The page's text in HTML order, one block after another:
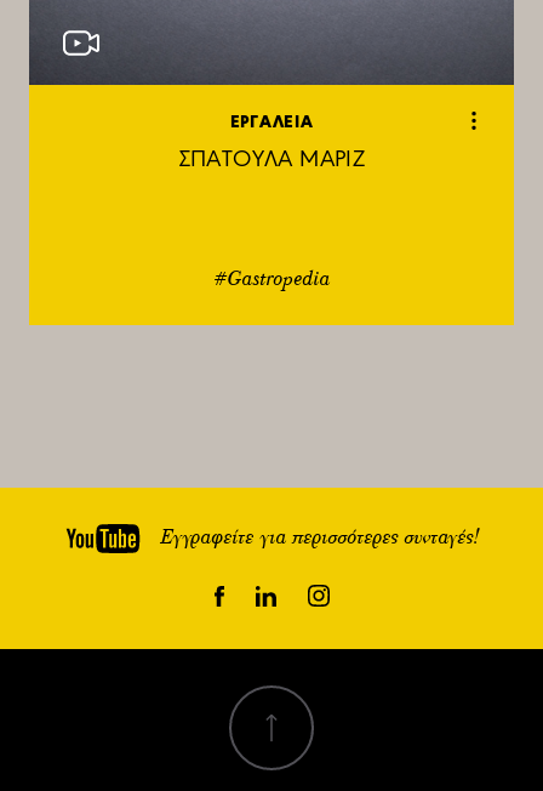
ΕΡΓΑΛΕΙΑ
ΣΠΑΤΟΥΛΑ ΜΑΡΙΖ
#Gastropedia
Εγγραφείτε για περισσότερες συνταγές!